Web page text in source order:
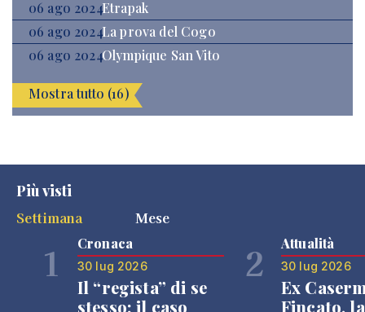
06 ago 2024Etrapak
06 ago 2024La prova del Cogo
06 ago 2024Olympique San Vito
Mostra tutto (16)
Più visti
Settimana
Mese
1 Cronaca
30 lug 2026
Il “regista” di se
stesso: il caso
2 Attualità
30 lug 2026
Ex
Fincato,